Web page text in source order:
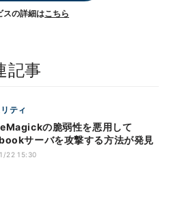
スの詳細はこちら
記事
ティ
の脆弱性を悪用して
サーバを攻撃する方法が発見
22 15:30